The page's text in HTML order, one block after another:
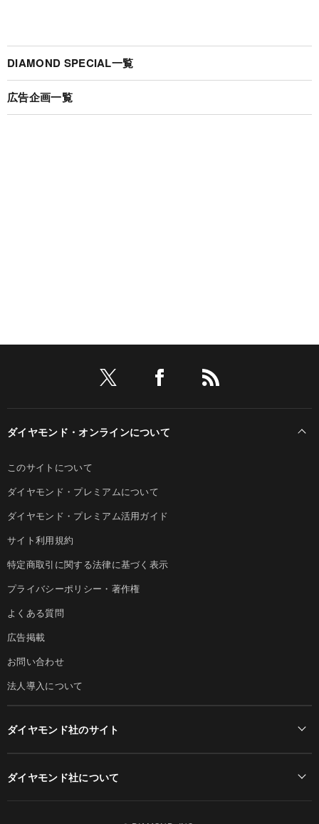
DIAMOND SPECIAL一覧
広告企画一覧
ダイヤモンド・オンラインについて
このサイトについて
ダイヤモンド・プレミアムについて
ダイヤモンド・プレミアム活用ガイド
サイト利用規約
特定商取引に関する法律に基づく表示
プライバシーポリシー・著作権
よくある質問
広告掲載
お問い合わせ
法人導入について
ダイヤモンド社のサイト
ダイヤモンド社について